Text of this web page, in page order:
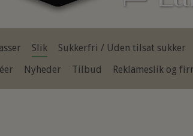
Slik Sukkerfri / Uden tilsat sukker
Nyheder Tilbud Reklameslik og